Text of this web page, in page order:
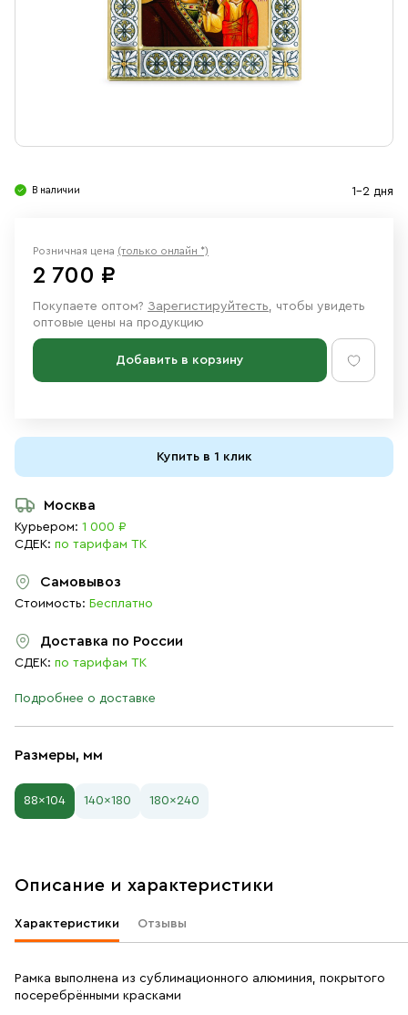
Ювелирные изделия
В наличии 1-2 дня
Размеры, мм
88×104 140×180 180×240
Розничная цена (только онлайн *)
2 700 ₽
Покупаете оптом? Зарегистируйтесть, чтобы увидеть
оптовые цены на продукцию
Добавить в корзину
Купить в 1 клик
Москва
Курьером: 1 000 ₽
СДЕК: по тарифам ТК
Самовывоз
Стоимость: Бесплатно
Доставка по России
СДЕК: по тарифам ТК
Подробнее о доставке
Описание и характеристики
Характеристики Отзывы
Рамка выполнена из сублимационного алюминия, покрытого
посеребрёнными красками